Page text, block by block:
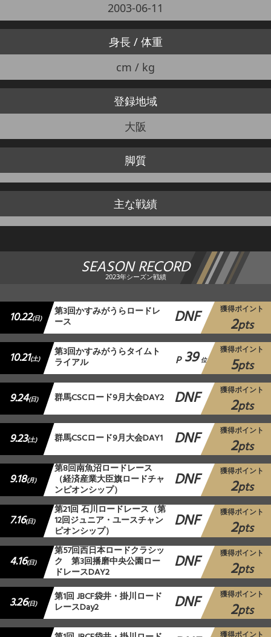
2003-06-11
身長 / 体重
cm / kg
登録地域
大阪
脚質
主な戦績
SEASON RECORD
2023年シーズン戦績
10.22(日) 第3回かすみがうらロードレ
ース DNF 獲得ポイント
2pts
10.21(土) 第3回かすみがうらタイムト
ライアル P 39 位
獲得ポイント
5pts
9.24(日) 群馬CSCロード9月大会DAY2 DNF 獲得ポイント
2pts
9.23(土) 群馬CSCロード9月大会DAY1 DNF 獲得ポイント
2pts
9.18(月)
第8回南魚沼ロードレース
（経済産業大臣旗ロードチャ
ンピオンシップ） DNF 獲得ポイント
2pts
7.16(日)
第21回 石川ロードレース（第
12回ジュニア・ユースチャン
ピオンシップ） DNF 獲得ポイント
2pts
4.16(日)
第57回西日本ロードクラシッ
ク 第3回播磨中央公園ロー
ドレースDAY2 DNF 獲得ポイント
2pts
3.26(日) 第1回 JBCF袋井・掛川ロード
レースDay2 DNF 獲得ポイント
2pts